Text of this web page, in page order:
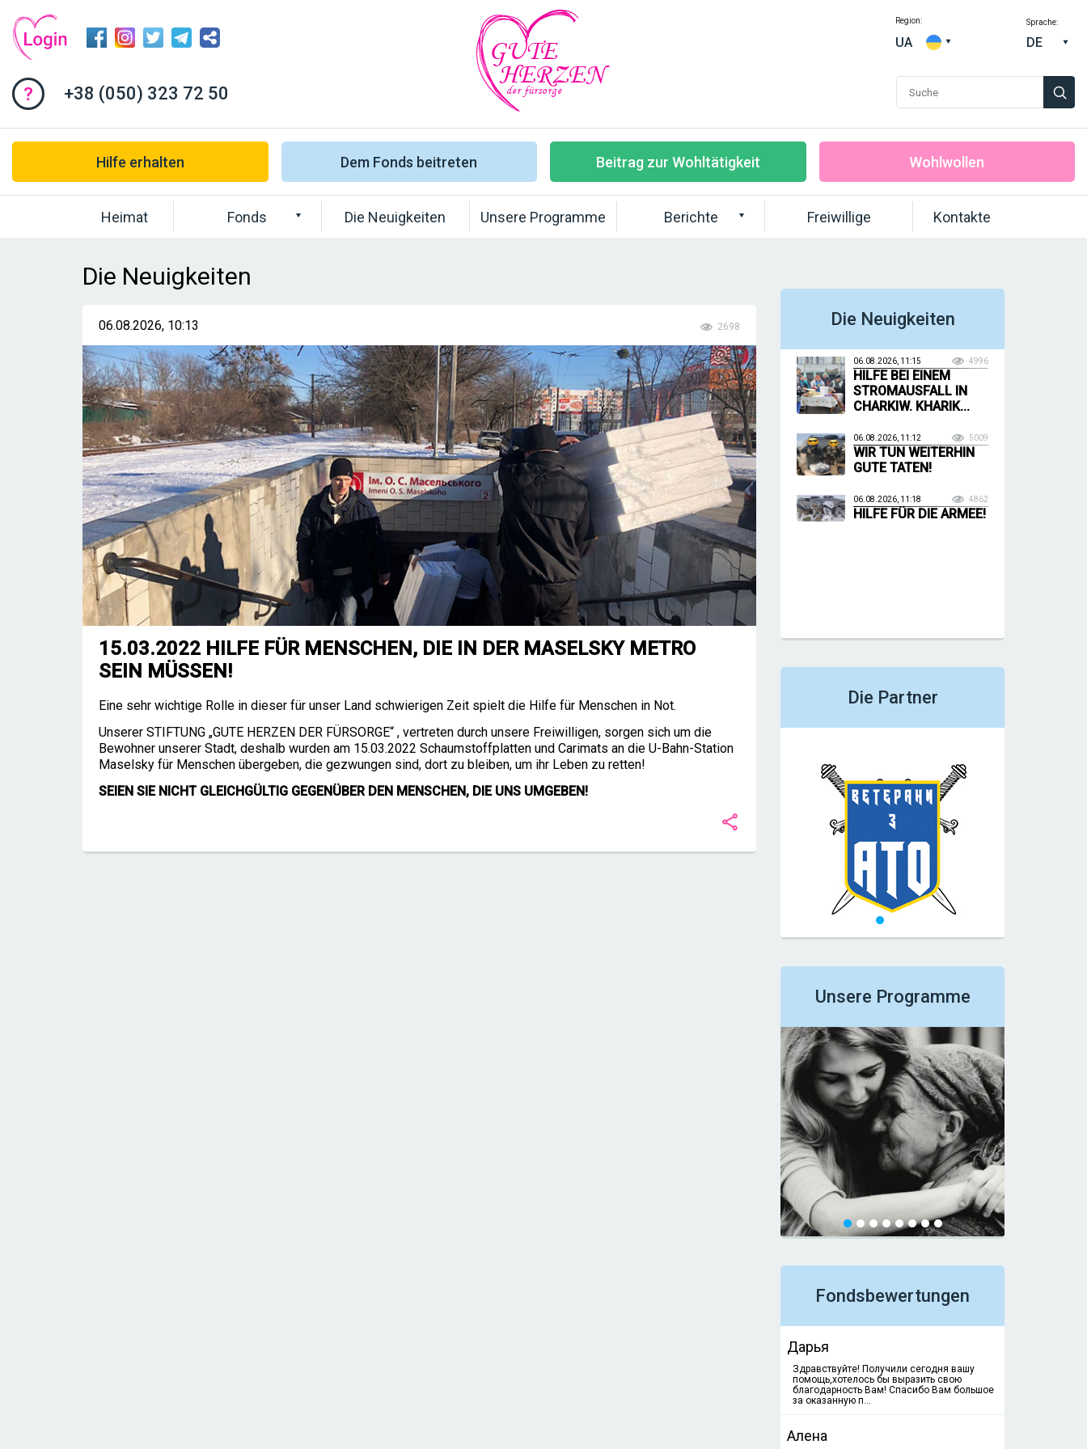
+38 (050) 323 72 50
HERZEN
GUTE
der fürsorge
Region:
UA
Sprache:
DE
Hilfe erhalten Dem Fonds beitreten Beitrag zur Wohltätigkeit Wohlwollen
Heimat Fonds Die Neuigkeiten Unsere Programme Berichte Freiwillige Kontakte
Die Neuigkeiten
06.08.2026, 10:13 2698
15.03.2022 HILFE FÜR MENSCHEN, DIE IN DER MASELSKY METRO
SEIN MÜSSEN!
Eine sehr wichtige Rolle in dieser für unser Land schwierigen Zeit spielt die Hilfe für Menschen in Not.
Unserer STIFTUNG „GUTE HERZEN DER FÜRSORGE“ , vertreten durch unsere Freiwilligen, sorgen sich um die
Bewohner unserer Stadt, deshalb wurden am 15.03.2022 Schaumstoffplatten und Carimats an die U-Bahn-Station
Maselsky für Menschen übergeben, die gezwungen sind, dort zu bleiben, um ihr Leben zu retten!
SEIEN SIE NICHT GLEICHGÜLTIG GEGENÜBER DEN MENSCHEN, DIE UNS UMGEBEN!
Die Neuigkeiten
06.08.2026, 11:15 4996
HILFE BEI EINEM
STROMAUSFALL IN
CHARKIW. KHARIK...
06.08.2026, 11:12 5009
WIR TUN WEITERHIN
GUTE TATEN!
06.08.2026, 11:18 4862
HILFE FÜR DIE ARMEE!
Die Partner
Unsere Programme
Fondsbewertungen
Дарья
Здравствуйте! Получили сегодня вашу
помощь,хотелось бы выразить свою
благодарность Вам! Спасибо Вам большое
за оказанную п...
Алена